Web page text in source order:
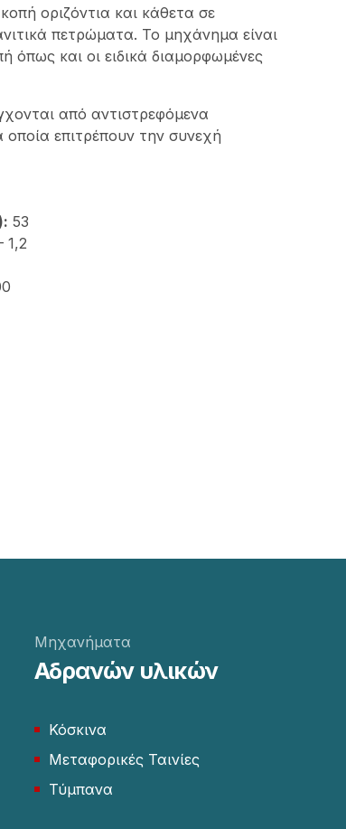
οριζόντια και κάθετα σε
πετρώματα. Το μηχάνημα είναι
όπως και οι ειδικά διαμορφωμένες
από αντιστρεφόμενα
επιτρέπουν την συνεχή
53
1,2
Μηχανήματα
Αδρανών υλικών
Κόσκινα
Μεταφορικές Ταινίες
Τύμπανα